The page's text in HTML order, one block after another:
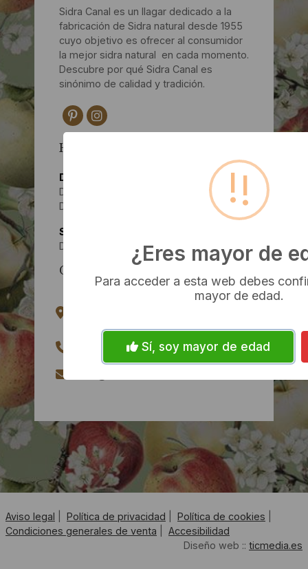
Sidra Canal es un llagar dedicado a la
fabricación de Sidra natural desde 1955
cuyo objetivo es ofrecer al consumidor
la mejor sidra natural en cada momento.
Descubre por qué Sidra Canal es
sinónimo de calidad y tradición.
HORARIO
De Lunes a viernes
De 9:30h- 13:30h
De 15:00 h- 19:00h
Sábados
De 9:30h- 13:30h
CONTACTA CON NOSOTROS
Camín de Linares, 294 Lavandera
985 13 77 57
Aviso legal Política de privacidad Política de cookies
Condiciones generales de venta
Accesibilidad
Diseño web :: ticmedia.es
!
¿Eres mayor de
Para acceder a esta web debes
mayor de edad.
Sí, soy mayor de edad